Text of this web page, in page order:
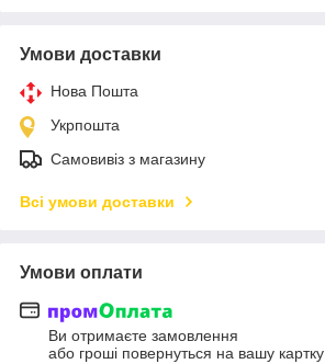
Умови доставки
Нова Пошта
Укрпошта
Самовивіз з магазину
Всі умови доставки
Умови оплати
Ви отримаєте замовлення
або гроші повернуться на вашу картку